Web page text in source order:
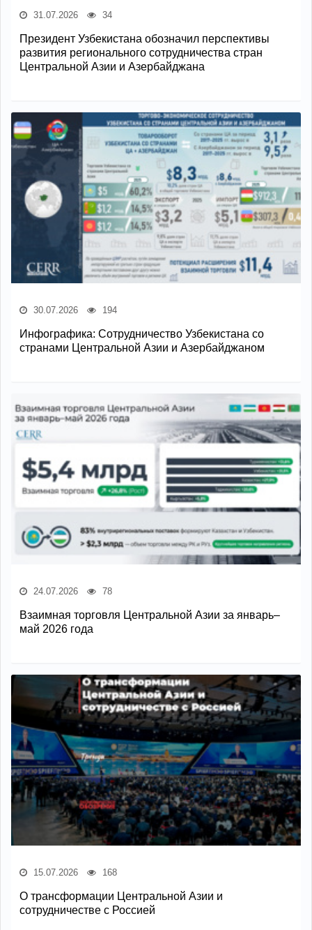
31.07.2026 34
Президент Узбекистана обозначил перспективы
развития регионального сотрудничества стран
Центральной Азии и Азербайджана
30.07.2026 194
Инфографика: Сотрудничество Узбекистана со
странами Центральной Азии и Азербайджаном
24.07.2026 78
Взаимная торговля Центральной Азии за январь–
май 2026 года
15.07.2026 168
О трансформации Центральной Азии и
сотрудничестве с Россией